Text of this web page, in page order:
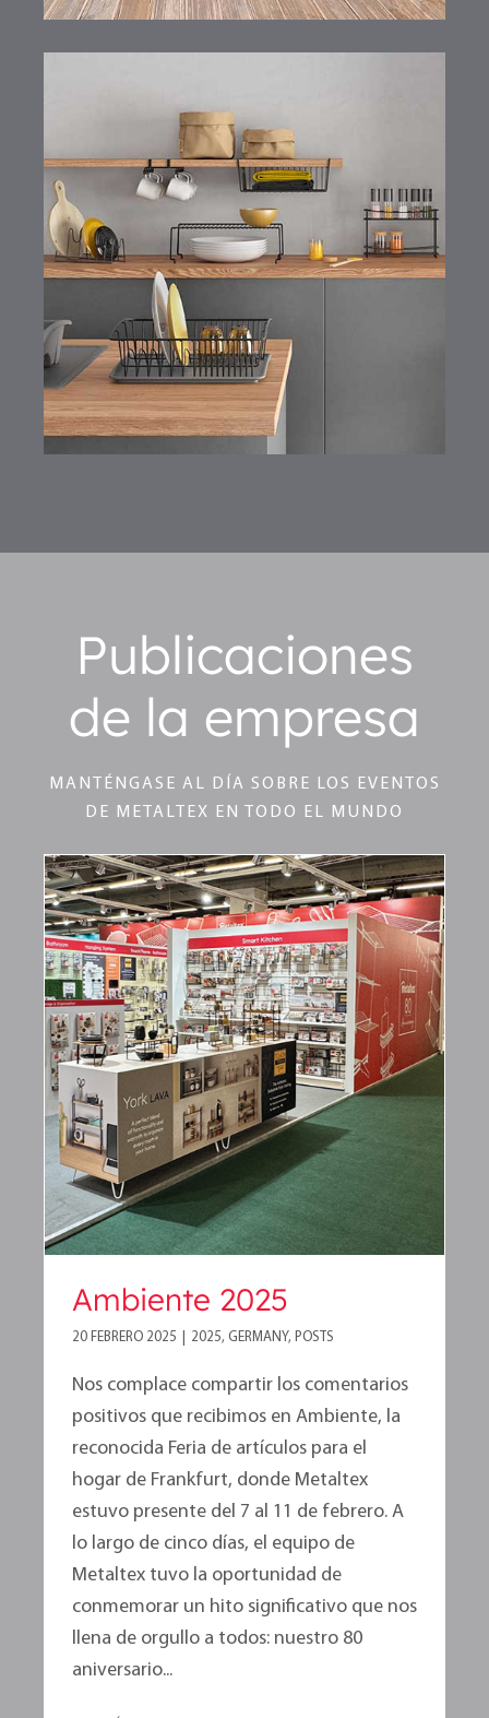
Kitchen LAVA Range
Publicaciones
de la empresa
MANTÉNGASE AL DÍA SOBRE LOS EVENTOS
DE METALTEX EN TODO EL MUNDO
Ambiente 2025
Ambiente 2025
20 FEBRERO 2025 2025, GERMANY, POSTS
Nos complace compartir los comentarios
positivos que recibimos en Ambiente, la
reconocida Feria de artículos para el
hogar de Frankfurt, donde Metaltex
estuvo presente del 7 al 11 de febrero. A
lo largo de cinco días, el equipo de
Metaltex tuvo la oportunidad de
conmemorar un hito significativo que nos
llena de orgullo a todos: nuestro 80
aniversario...